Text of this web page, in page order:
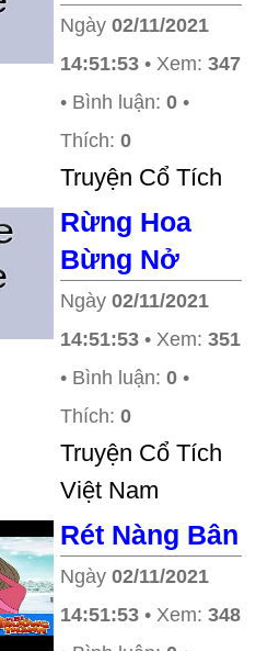
Ngày 02/11/2021
14:51:53 • Xem: 347
• Bình luận: 0 •
Thích: 0
Truyện Cổ Tích
Rừng Hoa
Bừng Nở
Ngày 02/11/2021
14:51:53 • Xem: 351
• Bình luận: 0 •
Thích: 0
Truyện Cổ Tích
Việt Nam
Rét Nàng Bân
Ngày 02/11/2021
14:51:53 • Xem: 348